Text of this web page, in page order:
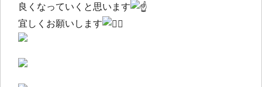
良くなっていくと思います
宜しくお願いします